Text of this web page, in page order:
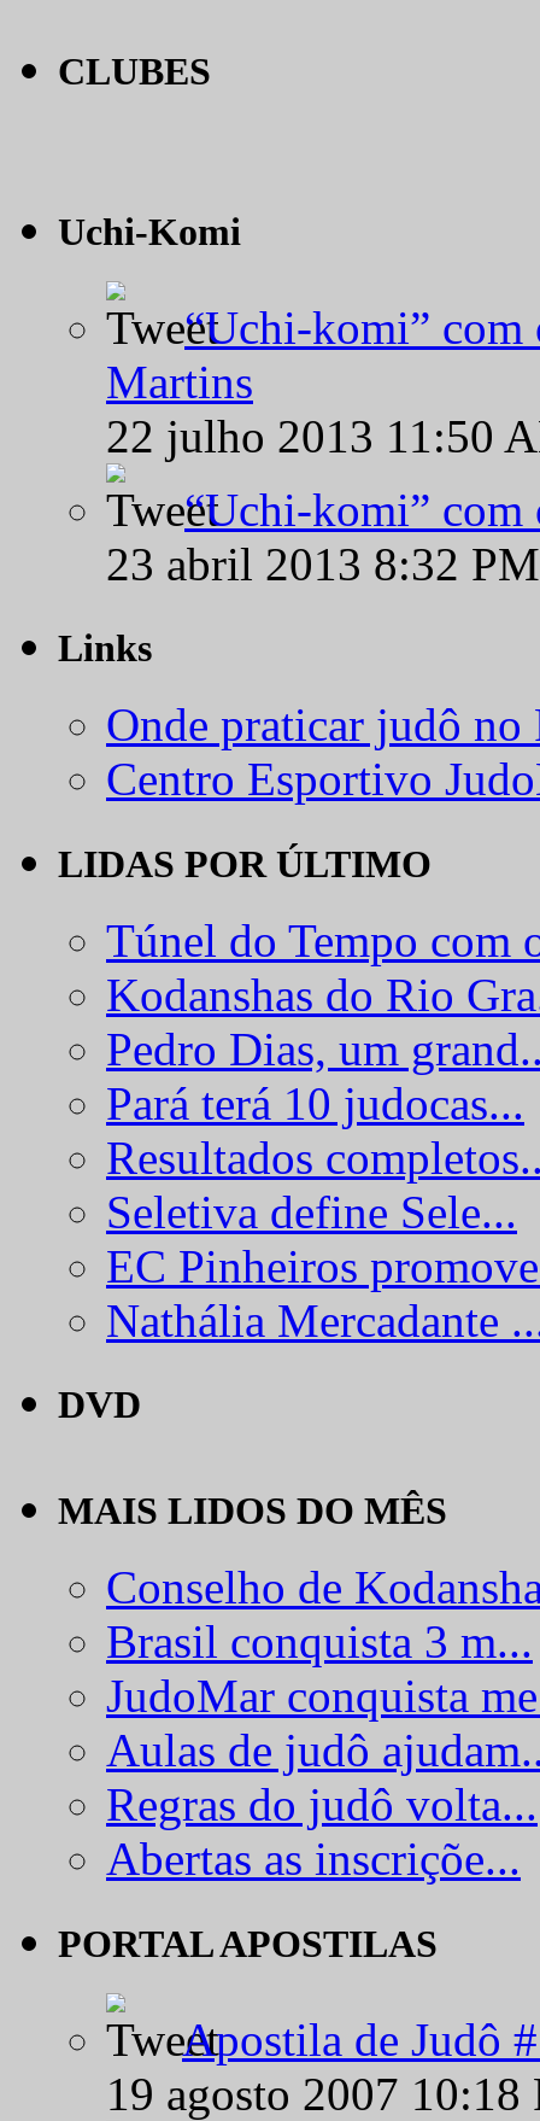
CLUBES
Uchi-Komi
“Uchi-komi” com
Martins
22 julho 2013 11:50
“Uchi-komi” com
23 abril 2013 8:32
Links
Onde praticar judô
Centro Esportivo
LIDAS POR ÚLTIMO
Túnel do Tempo com
Kodanshas do Rio
Pedro Dias, um
Pará terá 10 judocas...
Resultados
Seletiva define Sele...
EC Pinheiros
Nathália Mercadante
DVD
MAIS LIDOS DO MÊS
Conselho de
Brasil conquista 3 m...
JudoMar conquista
Aulas de judô
Regras do judô volta...
Abertas as inscriçõe...
PORTAL APOSTILAS
Apostila de Judô
19 agosto 2007